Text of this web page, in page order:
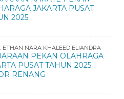
JAKARTA PUSAT
2025
ETHAN NARA KHALEED ELIANDRA
PEKAN OLAHRAGA
PUSAT TAHUN 2025
RENANG